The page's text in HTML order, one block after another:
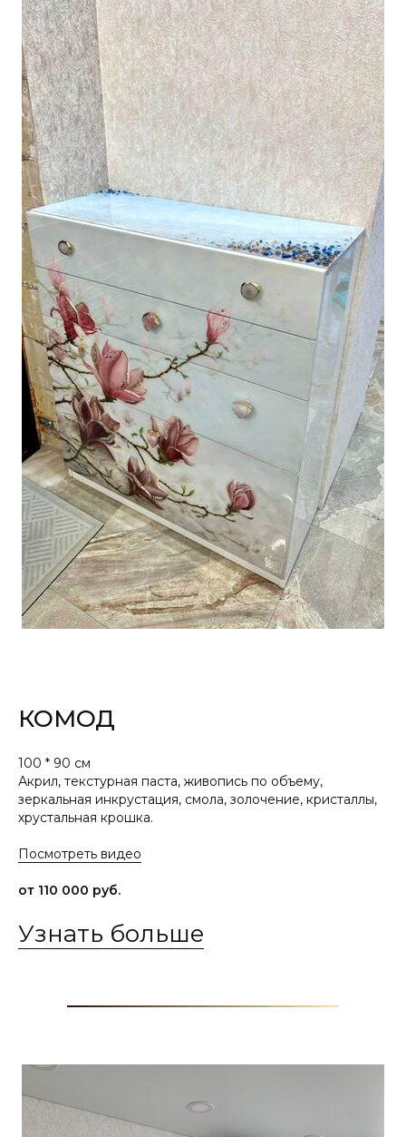
КОМОД
100 * 90 см
Акрил, текстурная паста, живопись по объему,
зеркальная инкрустация, смола, золочение, кристаллы,
хрустальная крошка.
Посмотреть видео
от 110 000 руб.
Узнать больше